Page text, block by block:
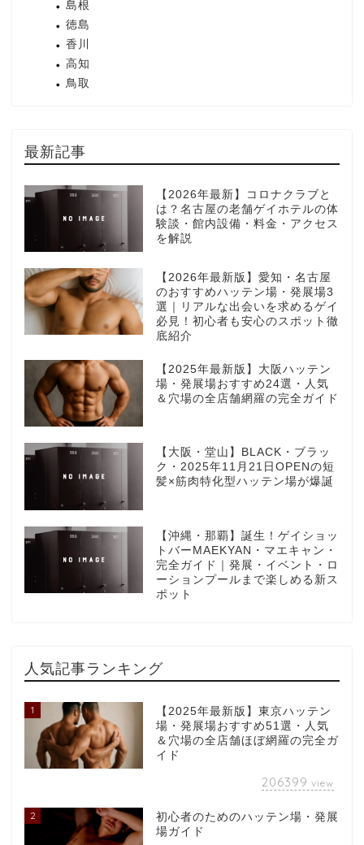
島根
徳島
香川
高知
鳥取
最新記事
【2026年最新】コロナクラブと
は？名古屋の老舗ゲイホテルの体
験談・館内設備・料金・アクセス
を解説
【2026年最新版】愛知・名古屋
のおすすめハッテン場・発展場3
選｜リアルな出会いを求めるゲイ
必見！初心者も安心のスポット徹
底紹介
【2025年最新版】大阪ハッテン
場・発展場おすすめ24選・人気
＆穴場の全店舗網羅の完全ガイド
【大阪・堂山】BLACK・ブラッ
ク・2025年11月21日OPENの短
髪×筋肉特化型ハッテン場が爆誕
【沖縄・那覇】誕生！ゲイショッ
トバーMAEKYAN・マエキャン・
完全ガイド｜発展・イベント・ロ
ーションプールまで楽しめる新ス
ポット
人気記事ランキング
1
【2025年最新版】東京ハッテン
場・発展場おすすめ51選・人気
＆穴場の全店舗ほぼ網羅の完全ガ
イド
206399 view
2
初心者のためのハッテン場・発展
場ガイド